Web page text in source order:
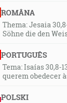
ROMÂNA
Thema: Jesaia
Söhne die den
PORTUGUÊS
Tema: Isaías 30,8-
querem obedecer
POLSKI